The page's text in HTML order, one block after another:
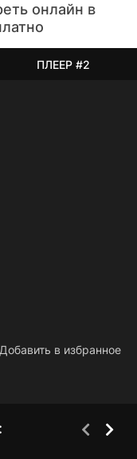
онлайн в
ПЛЕЕР #2
Добавить в избранное